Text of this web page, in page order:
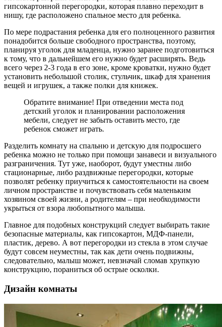
гипсокартонной перегородки, которая плавно переходит в
нишу, где расположено спальное место для ребенка.
По мере подрастания ребенка для его полноценного развития
понадобится больше свободного пространства, поэтому,
планируя уголок для младенца, нужно заранее подготовиться
к тому, что в дальнейшем его нужно будет расширять. Ведь
всего через 2-3 года в его зоне, кроме кроватки, нужно будет
установить небольшой столик, стульчик, шкаф для хранения
вещей и игрушек, а также полки для книжек.
Обратите внимание! При отведении места под
детский уголок и планировании расположения
мебели, следует не забыть оставить место, где
ребенок сможет играть.
Разделить комнату на спальню и детскую для подросшего
ребенка можно не только при помощи занавеси и визуального
разграничения. Тут уже, наоборот, будут уместны либо
стационарные, либо раздвижные перегородки, которые
позволят ребенку приучиться к самостоятельности на своем
личном пространстве и почувствовать себя маленьким
хозяином своей жизни, а родителям – при необходимости
укрыться от взора любопытного малыша.
Главное для подобных конструкций следует выбирать такие
безопасные материалы, как гипсокартон, МДФ-панели,
пластик, дерево. А вот перегородки из стекла в этом случае
будут совсем неуместны, так как дети очень подвижны,
следовательно, малыш может, невзначай сломав хрупкую
конструкцию, пораниться об острые осколки.
Дизайн комнаты